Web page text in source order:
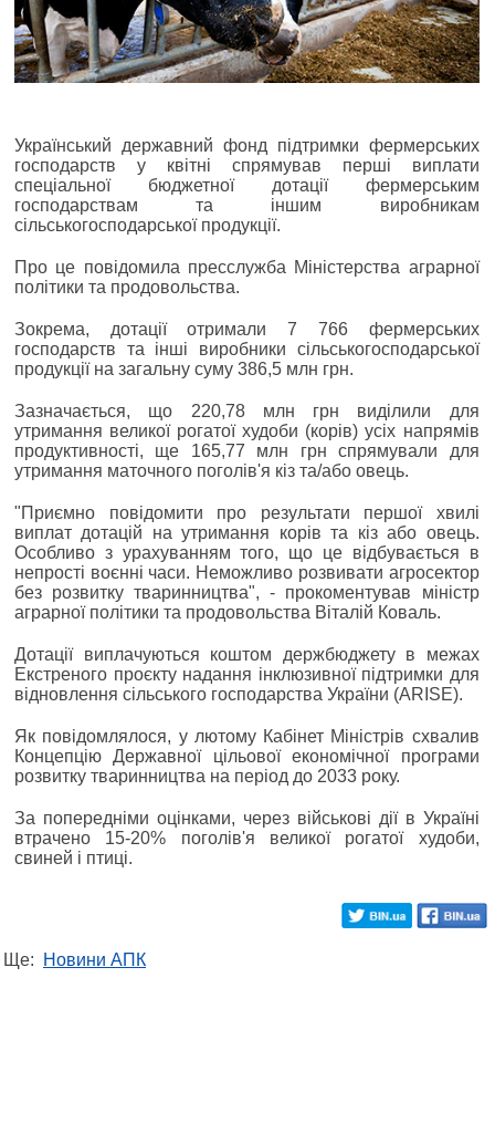
Український державний фонд підтримки фермерських
господарств у квітні спрямував перші виплати
спеціальної бюджетної дотації фермерським
господарствам та іншим виробникам
сільськогосподарської продукції.
Про це повідомила пресслужба Міністерства аграрної
політики та продовольства.
Зокрема, дотації отримали 7 766 фермерських
господарств та інші виробники сільськогосподарської
продукції на загальну суму 386,5 млн грн.
Зазначається, що 220,78 млн грн виділили для
утримання великої рогатої худоби (корів) усіх напрямів
продуктивності, ще 165,77 млн грн спрямували для
утримання маточного поголів'я кіз та/або овець.
"Приємно повідомити про результати першої хвилі
виплат дотацій на утримання корів та кіз або овець.
Особливо з урахуванням того, що це відбувається в
непрості воєнні часи. Неможливо розвивати агросектор
без розвитку тваринництва", - прокоментував міністр
аграрної політики та продовольства Віталій Коваль.
Дотації виплачуються коштом держбюджету в межах
Екстреного проєкту надання інклюзивної підтримки для
відновлення сільського господарства України (ARISE).
Як повідомлялося, у лютому Кабінет Міністрів схвалив
Концепцію Державної цільової економічної програми
розвитку тваринництва на період до 2033 року.
За попередніми оцінками, через військові дії в Україні
втрачено 15-20% поголів'я великої рогатої худоби,
свиней і птиці.
Ще: Новини АПК